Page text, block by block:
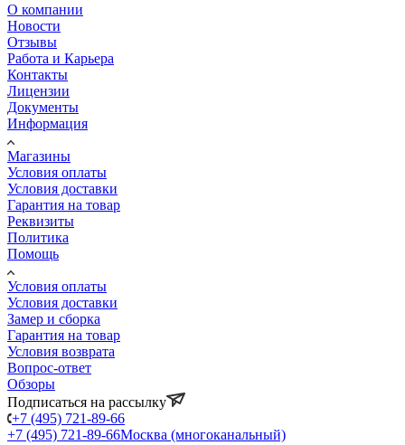
О компании
Новости
Отзывы
Работа и Карьера
Контакты
Лицензии
Документы
Информация
Магазины
Условия оплаты
Условия доставки
Гарантия на товар
Реквизиты
Политика
Помощь
Условия оплаты
Условия доставки
Замер и сборка
Гарантия на товар
Условия возврата
Вопрос-ответ
Обзоры
Подписаться на рассылку
+7 (495) 721-89-66
+7 (495) 721-89-66Москва (многоканальный)